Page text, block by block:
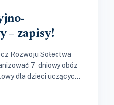
– zapisy!
Rozwoju Sołectwa
7 dniowy obóz
dla dzieci uczących